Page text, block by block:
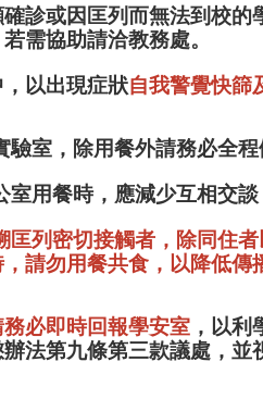
診或因匡列而無法到校
需協助請洽教務處。
以出現症狀自我警覺快篩
室，除用餐外請務必全程
用餐時，應減少互相交
匡列密切接觸者，除同住
請勿用餐共食，以降低傳
必即時回報學安室 ，以
法第九條第三款議處，並